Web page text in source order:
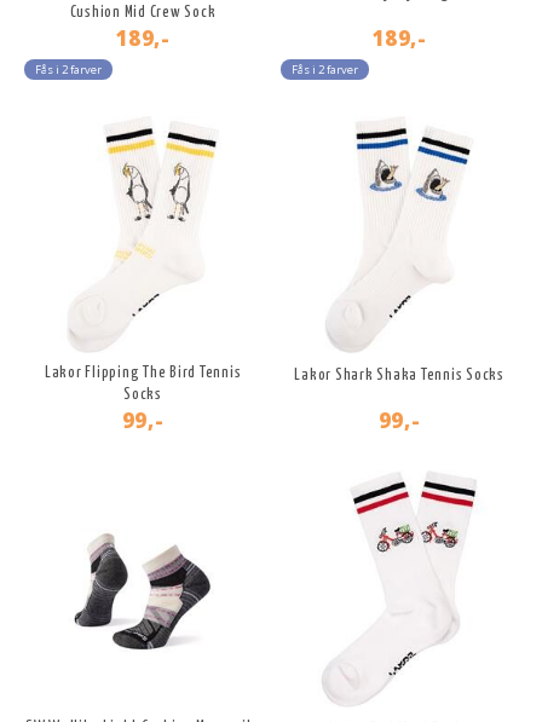
Cushion Mid Crew Sock
189,-
Fås i 2 farver
189,-
Fås i 2 farver
Lakor Flipping The Bird Tennis
Socks
99,-
Lakor Shark Shaka Tennis Socks
99,-